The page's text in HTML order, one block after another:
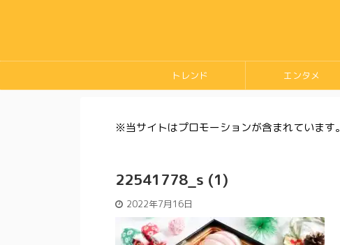
トレンド エンタメ
※当サイトはプロモーションが含まれています。
22541778_s (1)
2022年7月16日